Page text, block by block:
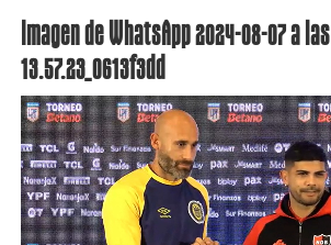
Imagen de WhatsApp 2024-08-07 a las
13.57.23_0613f3dd